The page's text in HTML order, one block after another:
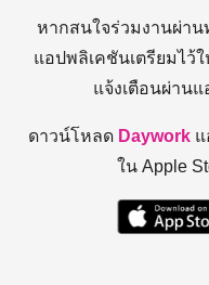
หากสนใจร่วมงานผ่าน
แอปพลิเคชันเตรียมไว้
แจ้งเตือนผ่าน
ดาวน์โหลด Daywork
ใน Apple